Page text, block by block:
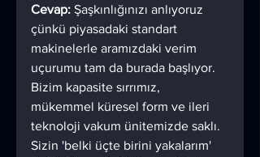
Cevap: Şaşkınlığınızı anlıyoruz
çünkü piyasadaki standart
makinelerle aramızdaki verim
uçurumu tam da burada başlıyor.
Bizim kapasite sırrımız,
mükemmel küresel form ve ileri
teknoloji vakum ünitemizde saklı.
Sizin 'belki üçte birini yakalarım'